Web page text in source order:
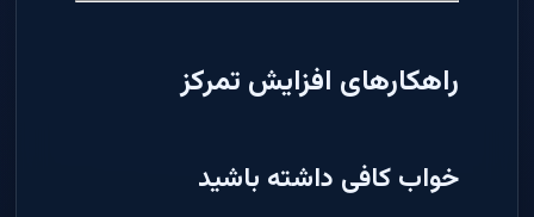
راهکارهای افزایش تمرکز
خواب کافی داشته باشید